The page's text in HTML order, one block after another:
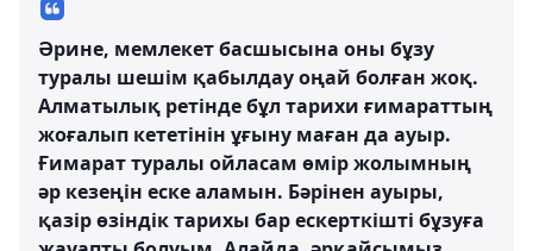
Әрине, мемлекет басшысына оны бұзу
туралы шешім қабылдау оңай болған жоқ.
Алматылық ретінде бұл тарихи ғимараттың
жоғалып кететінін ұғыну маған да ауыр.
Ғимарат туралы ойласам өмір жолымның
әр кезеңін еске аламын. Бәрінен ауыры,
қазір өзіндік тарихы бар ескерткішті бұзуға